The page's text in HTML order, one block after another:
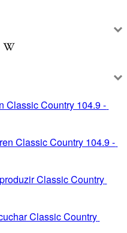
Classic Country 104.9 -
Classic Country 104.9 -
Classic Country
Classic Country